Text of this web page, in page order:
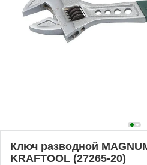
Ключ разводной
KRAFTOOL (27265-20)